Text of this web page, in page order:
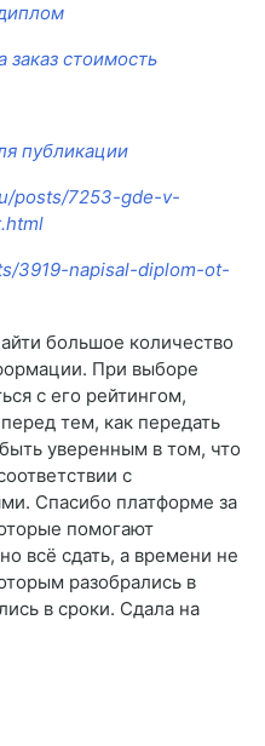
заказ стоимость
публикации
posts/7253-gde-v-
3919-napisal-diplom-ot-
большое количество
При выборе
с его рейтингом,
тем, как передать
уверенным в том, что
с
Спасибо платформе за
помогают
всё сдать, а времени не
разобрались в
в сроки. Сдала на